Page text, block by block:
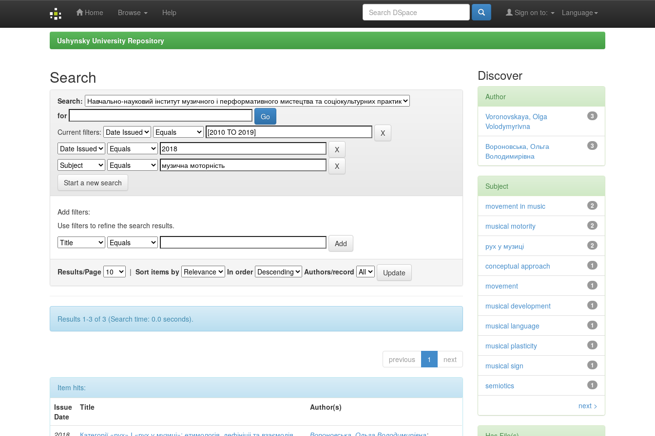
Home Browse Help Language
Sign on to:
Ushynsky University Repository
Search
Search:
for
Current filters:
Start a new search
Add filters:
Use filters to refine the search results.
Results/Page | Sort items by In order Authors/record
Results 1-3 of 3 (Search time: 0.0 seconds).
previous 1 next
Item hits:
Issue
Date
Title Author(s)
Discover
Author
3
Voronovskaya, Olga
Volodymyrivna
3
Вороновська, Ольга
Володимирівна
Subject
2
movement in music
2
musical motority
2
рух у музиці
1
conceptual approach
1
movement
1
musical development
1
musical language
1
musical plasticity
1
musical sign
1
semiotics
next >